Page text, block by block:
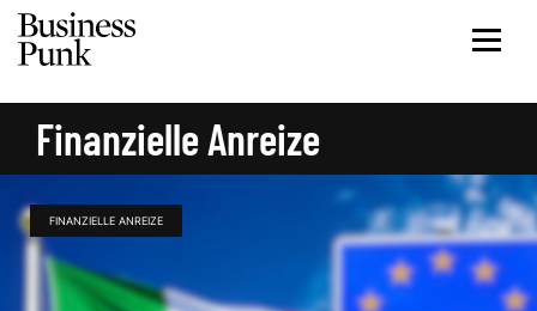
Finanzielle Anreize
FINANZIELLE ANREIZE